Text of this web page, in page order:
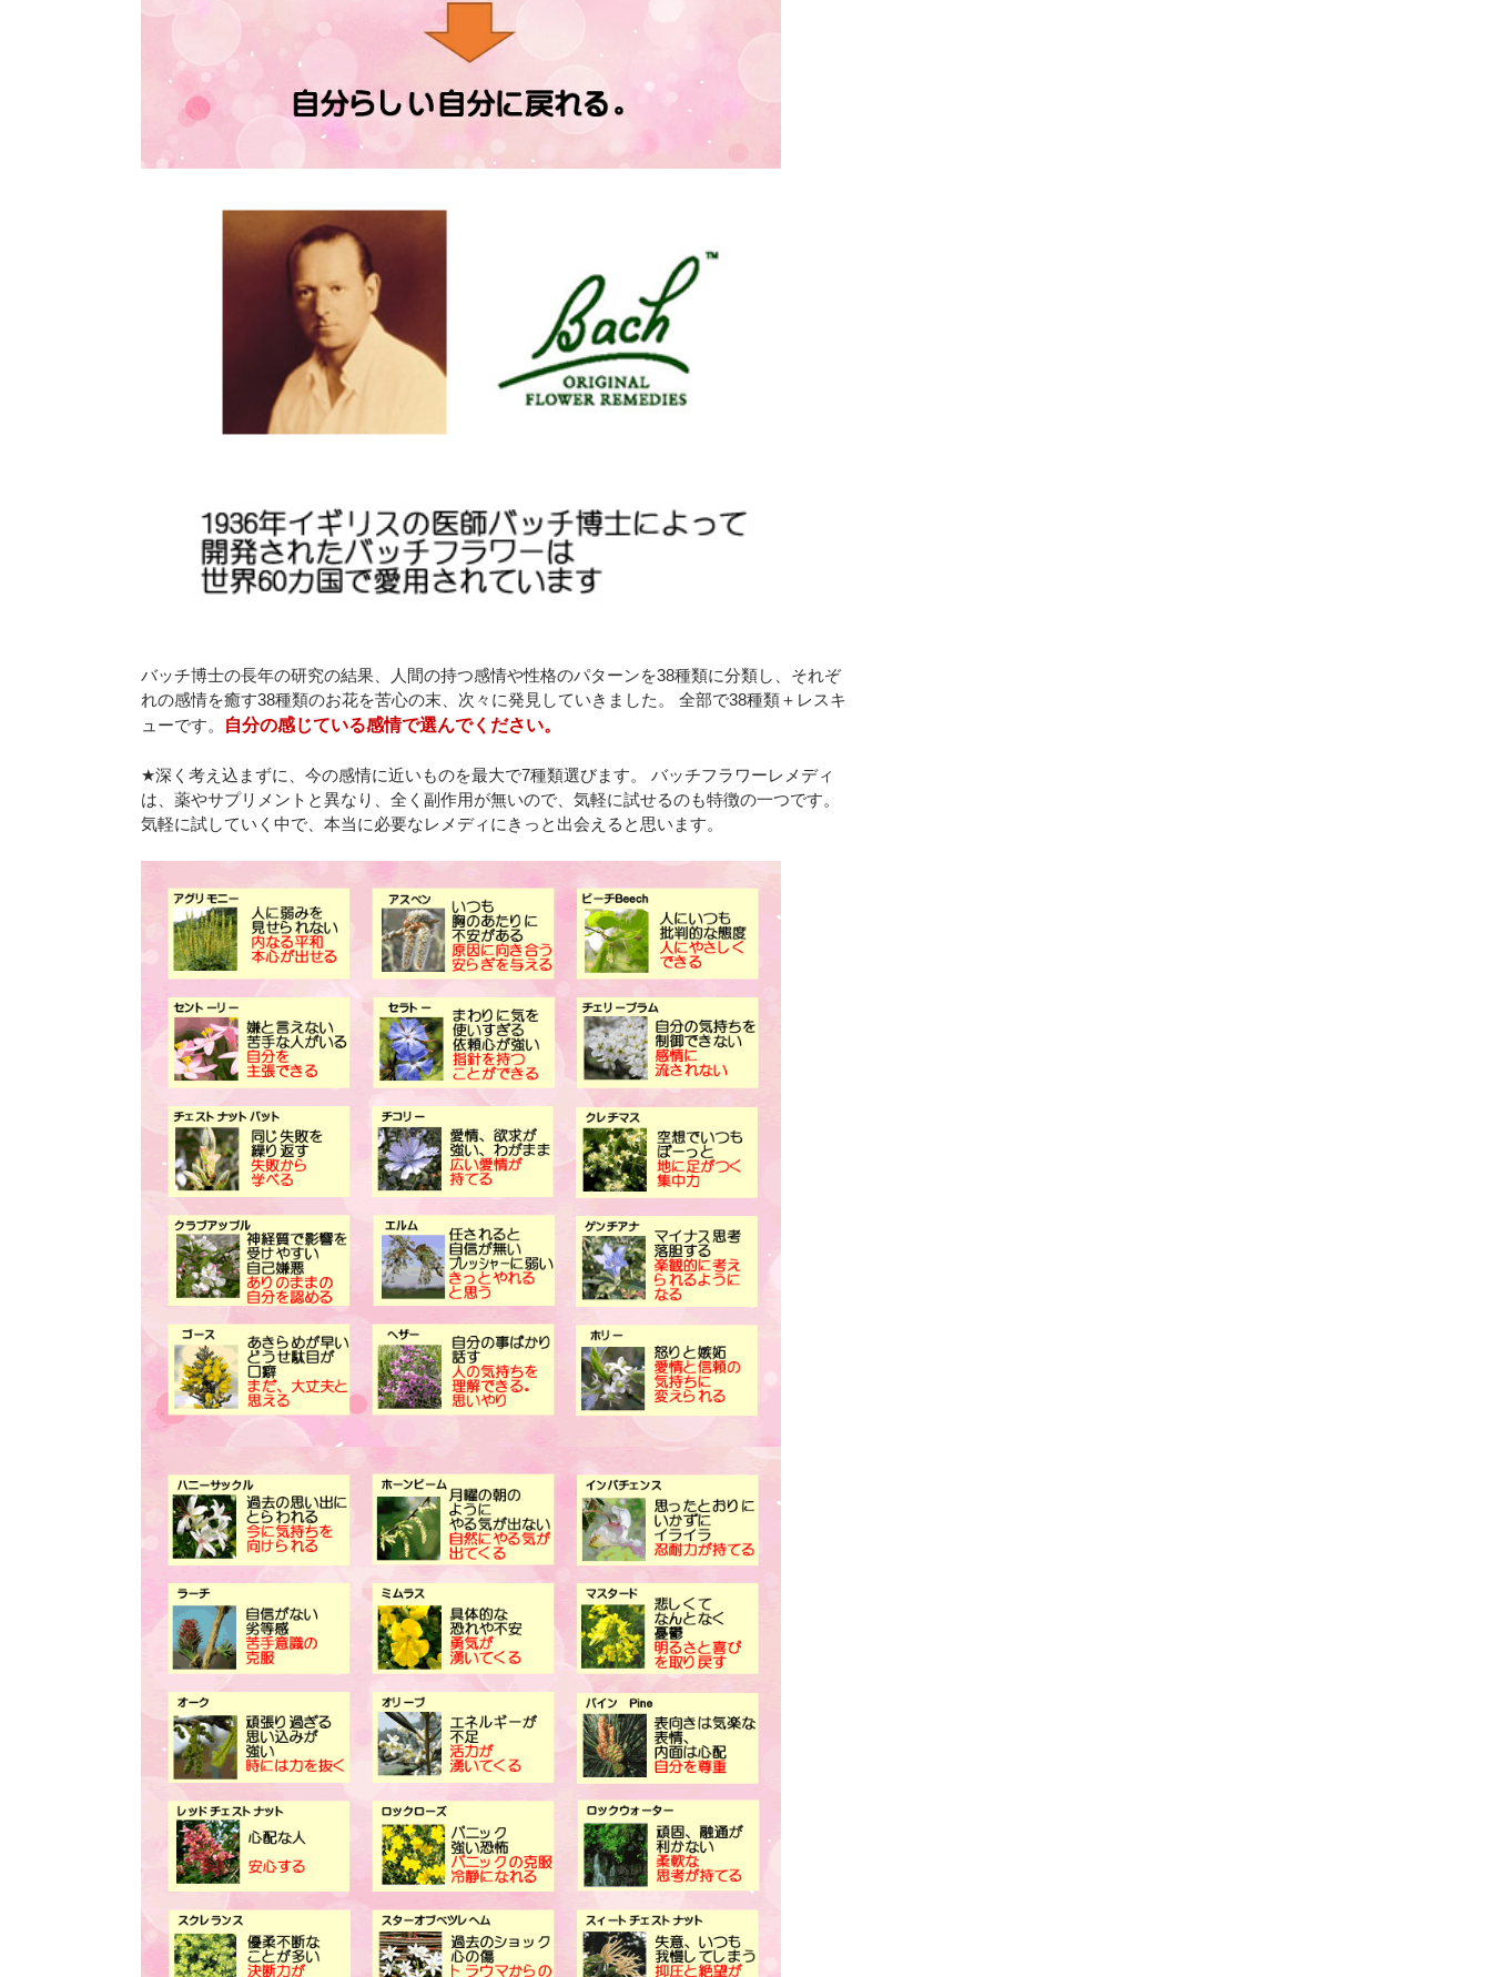
バッチ博士の長年の研究の結果、人間の持つ感情や性格のパターンを38種類に分類し、それぞ
れの感情を癒す38種類のお花を苦心の末、次々に発見していきました。 全部で38種類＋レスキ
ューです。
自分の感じている感情で選んでください。
★深く考え込まずに、今の感情に近いものを最大で7種類選びます。 バッチフラワーレメディ
は、薬やサプリメントと異なり、全く副作用が無いので、気軽に試せるのも特徴の一つです。
気軽に試していく中で、本当に必要なレメディにきっと出会えると思います。